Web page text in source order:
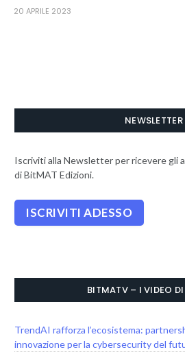
20 APRILE 2023
NEWSLETTER
Iscriviti alla Newsletter per ricevere gli
di BitMAT Edizioni.
BITMATV – I VIDEO
TrendAI rafforza l’ecosistema:
innovazione per la cybersecurity del